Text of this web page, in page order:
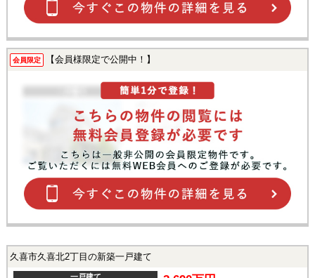
会員限定 【会員様限定で公開中！】
久喜市久喜北2丁目の新築一戸建て